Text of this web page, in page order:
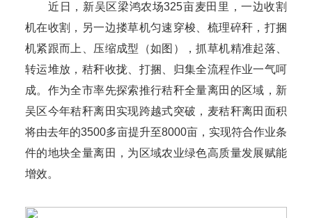
近日，新吴区梁鸿农场325亩麦田里，一边收割
机在收割，另一边搂草机匀速穿梭、梳理碎秆，打捆
机紧跟而上、压缩成型（如图），抓草机精准起落、
转运堆放，秸秆收拢、打捆、归集全流程作业一气呵
成。作为全市率先探索推行秸秆全量离田的区域，新
吴区今年秸秆离田实现跨越式突破，麦秸秆离田面积
将由去年的3500多亩提升至8000亩，实现符合作业条
件的地块全量离田，为区域农业绿色高质量发展赋能
增效。